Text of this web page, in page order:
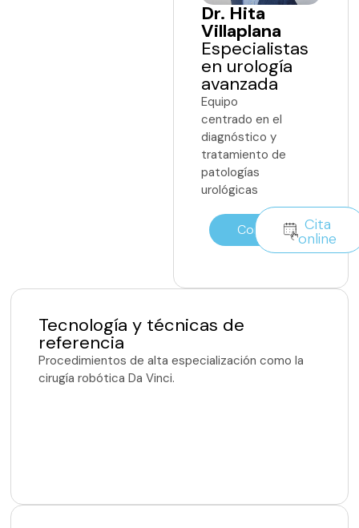
Dr. Hita
Villaplana
Especialistas
en urología
avanzada
Equipo
centrado en el
diagnóstico y
tratamiento de
patologías
urológicas
Contacto Cita
online
Tecnología y técnicas de
referencia
Procedimientos de alta especialización como la
cirugía robótica Da Vinci.